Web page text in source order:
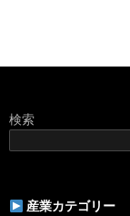
検索
産業カテゴリー